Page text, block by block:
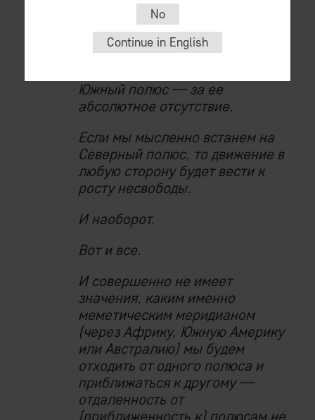
Обозначим Северный полюс
(совершенно произвольно) за
точку абсолютной свободы.
Южный полюс — за ее
абсолютное отсутствие.
Если мы мысленно встанем на
Северный полюс, то движение в
любую сторону будет вести к
росту несвободы.
И наоборот.
Вот и все.
И совершенно не имеет
значения, каким именно
меметическим меридианом
(через Африку, Южную Америку
или Австралию) мы будем
отходить от одного полюса и
приближаться к другому —
отдаленность от
(приближенность к) полюсам не
No
Continue in English